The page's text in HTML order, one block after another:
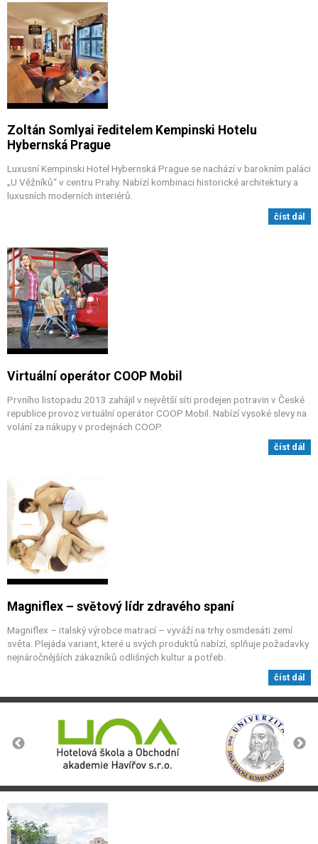
Zoltán Somlyai ředitelem Kempinski Hotelu
Hybernská Prague
Luxusní Kempinski Hotel Hybernská Prague se nachází v barokním paláci
„U Věžníků“ v centru Prahy. Nabízí kombinaci historické architektury a
luxusních moderních interiérů.
číst dál
Virtuální operátor COOP Mobil
Prvního listopadu 2013 zahájil v největší síti prodejen potravin v České
republice provoz virtuální operátor COOP Mobil. Nabízí vysoké slevy na
volání za nákupy v prodejnách COOP.
číst dál
Magniflex – světový lídr zdravého spaní
Magniflex – italský výrobce matrací – vyváží na trhy osmdesáti zemí
světa. Plejáda variant, které u svých produktů nabízí, splňuje požadavky
nejnáročnějších zákazníků odlišných kultur a potřeb.
číst dál